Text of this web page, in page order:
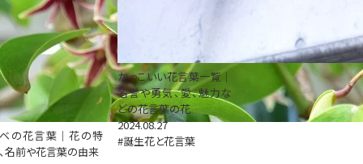
の花言葉｜花の特
名前や花言葉の由来
かっこいい花言葉一覧｜
名誉や勇気、愛、魅力な
どの花言葉の花
2024.08.27
#誕生花と花言葉